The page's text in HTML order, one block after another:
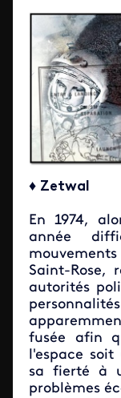
♦ Zetwal
En 1974,
année
Saint-Rose,
autorités
fusée afin
l'espace
sa fierté à
problèmes